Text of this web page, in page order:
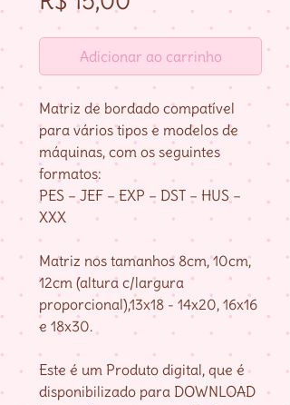
Adicionar ao carrinho
Matriz de bordado compatível
para vários tipos e modelos de
máquinas, com os seguintes
formatos:
PES – JEF – EXP – DST – HUS –
XXX
Matriz nos tamanhos 8cm, 10cm,
12cm (altura c/largura
proporcional),13x18 - 14x20, 16x16
e 18x30.
Este é um Produto digital, que é
disponibilizado para DOWNLOAD